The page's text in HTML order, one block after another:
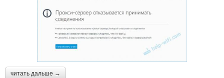
читать дальше →